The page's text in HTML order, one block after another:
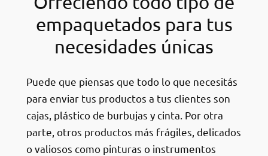
empaquetados para tus
necesidades únicas
Puede que piensas que todo lo que necesitás
para enviar tus productos a tus clientes son
cajas, plástico de burbujas y cinta. Por otra
parte, otros productos más frágiles, delicados
o valiosos como pinturas o instrumentos